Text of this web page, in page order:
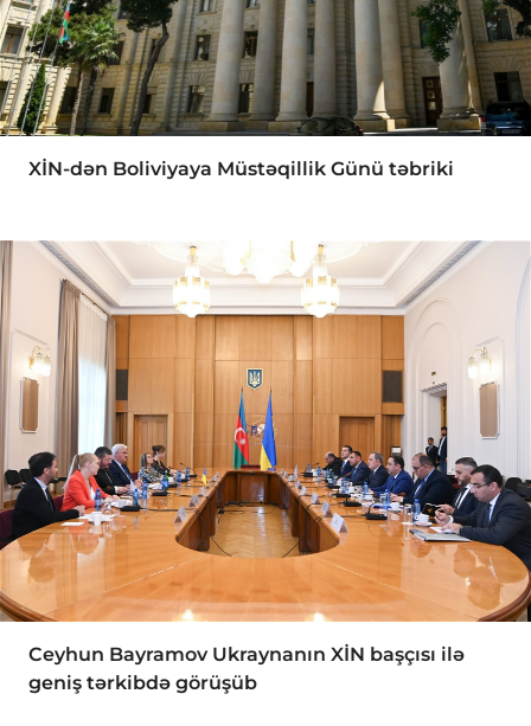
XİN-dən Boliviyaya Müstəqillik Günü təbriki
Ceyhun Bayramov Ukraynanın XİN başçısı ilə
geniş tərkibdə görüşüb